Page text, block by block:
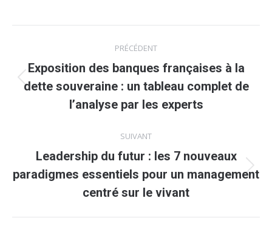
article
PRÉCÉDENT
Article
précédent
Exposition des banques françaises à la
dette souveraine : un tableau complet de
l’analyse par les experts
SUIVANT
Article
suivant
Leadership du futur : les 7 nouveaux
paradigmes essentiels pour un management
centré sur le vivant